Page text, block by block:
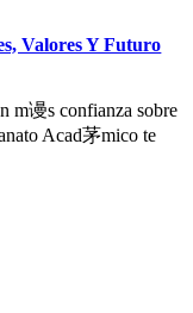
Valores Y Futuro
m谩s confianza sobre
Acad茅mico te